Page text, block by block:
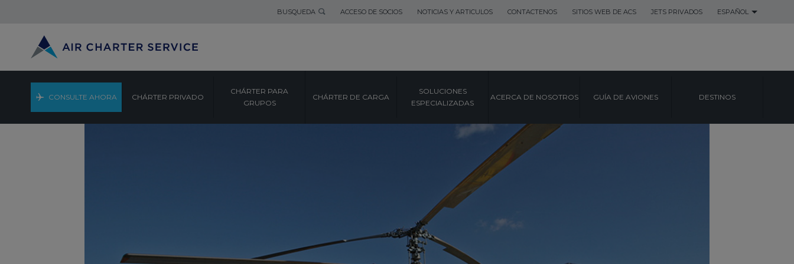
BUSQUEDA ACCESO DE SOCIOS NOTICIAS Y ARTICULOS CONTACTENOS SITIOS WEB DE ACS JETS PRIVADOS ESPAÑOL
CONSULTE AHORA CHÁRTER PRIVADO
CHÁRTER PARA
GRUPOS
CHÁRTER DE CARGA
SOLUCIONES
ESPECIALIZADAS
ACERCA DE NOSOTROS GUÍA DE AVIONES DESTINOS